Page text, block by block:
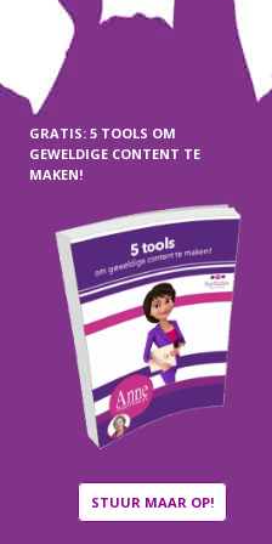
GRATIS: 5 TOOLS OM
GEWELDIGE CONTENT TE
MAKEN!
STUUR MAAR OP!